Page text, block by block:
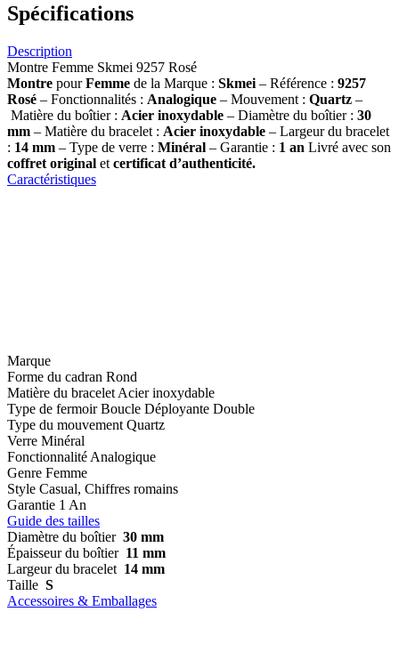
Spécifications
Description
Montre Femme Skmei 9257 Rosé
Montre pourFemme de la Marque : Skmei – Référence : 9257
Rosé – Fonctionnalités : Analogique – Mouvement : Quartz –
Matière du boîtier : Acier inoxydable – Diamètre du boîtier : 30
mm – Matière du bracelet : Acier inoxydable – Largeur du bracelet
: 14 mm – Type de verre : Minéral – Garantie : 1 an Livré avec son
coffret original et certificat d’authenticité.
Caractéristiques
Marque
Forme du cadran Rond
Matière du bracelet Acier inoxydable
Type de fermoir Boucle Déployante Double
Type du mouvement Quartz
Verre Minéral
Fonctionnalité Analogique
Genre Femme
Style Casual, Chiffres romains
Garantie 1 An
Guide des tailles
Diamètre du boîtier 30 mm
Épaisseur du boîtier 11 mm
Largeur du bracelet 14 mm
Taille S
Accessoires & Emballages